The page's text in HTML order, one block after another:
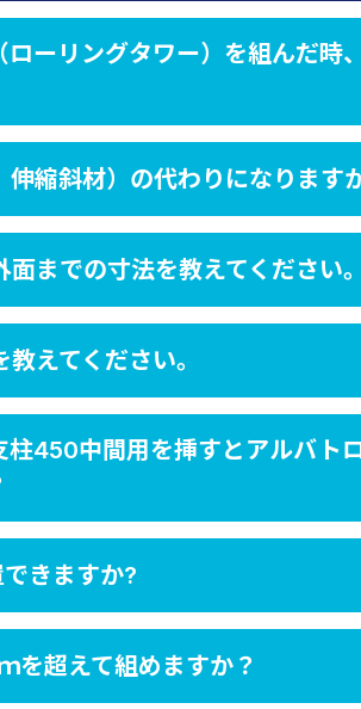
ーリングタワー）を組んだ時
縮斜材）の代わりになります
までの寸法を教えてください。
えてください。
450中間用を挿すとアルバト
きますか?
を超えて組めますか？